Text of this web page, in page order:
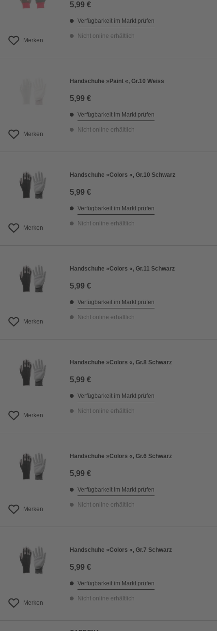
Merken
5,99 €
Verfügbarkeit im Markt prüfen
Nicht online erhältlich
Merken
Handschuhe »Paint «, Gr.10 Weiss
5,99 €
Verfügbarkeit im Markt prüfen
Nicht online erhältlich
Merken
Handschuhe »Colors «, Gr.10 Schwarz
5,99 €
Verfügbarkeit im Markt prüfen
Nicht online erhältlich
Merken
Handschuhe »Colors «, Gr.11 Schwarz
5,99 €
Verfügbarkeit im Markt prüfen
Nicht online erhältlich
Merken
Handschuhe »Colors «, Gr.8 Schwarz
5,99 €
Verfügbarkeit im Markt prüfen
Nicht online erhältlich
Merken
Handschuhe »Colors «, Gr.6 Schwarz
5,99 €
Verfügbarkeit im Markt prüfen
Nicht online erhältlich
Merken
Handschuhe »Colors «, Gr.7 Schwarz
5,99 €
Verfügbarkeit im Markt prüfen
Nicht online erhältlich